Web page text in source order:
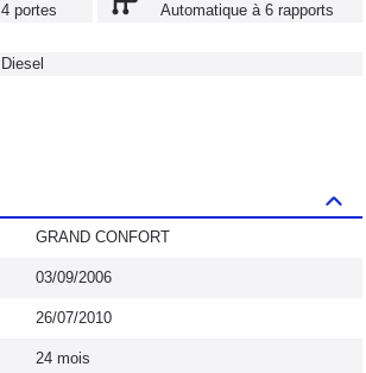
4 portes Automatique à 6 rapports
Diesel
GRAND CONFORT
03/09/2006
26/07/2010
24 mois